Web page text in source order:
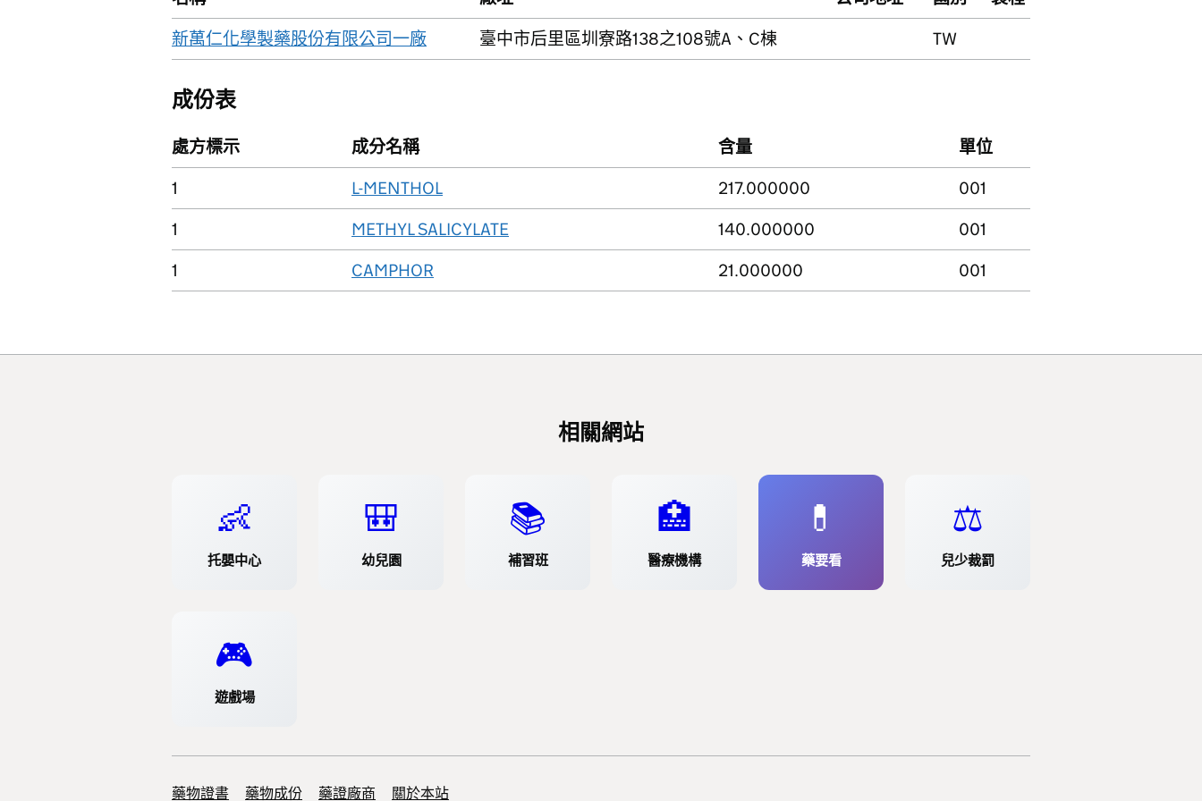
新萬仁化學製藥股份有限公司一廠
臺中市后里區圳寮路138之108號A、C棟 TW
成份表
處方標示 成分名稱 含量
單位
1
L-MENTHOL 217.000000
001
1
METHYL SALICYLATE 140.000000
001
1
CAMPHOR 21.000000 001
相關網站
👶
托嬰中心
🎒
幼兒園
📚
補習班
🏥
醫療機構
💊
藥要看
⚖️
兒少裁罰
🎮
遊戲場
藥物證書 藥物成份 藥證廠商 關於本站